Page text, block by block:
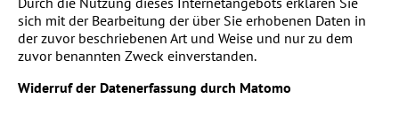
sich mit der Bearbeitung der über Sie erhobenen Daten in
der zuvor beschriebenen Art und Weise und nur zu dem
zuvor benannten Zweck einverstanden.
Widerruf der Datenerfassung durch Matomo